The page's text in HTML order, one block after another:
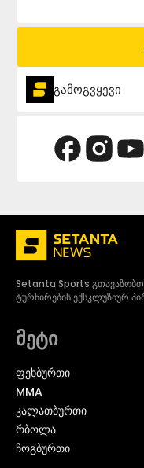
გამოგვყევი
Setanta Sports
ტურნირების ექსკლუზიურ
მეტი
ᲤᲔᲮᲑᲣᲠᲗᲘ
MMA
ᲙᲐᲚᲐᲗᲑᲣᲠᲗᲘ
ᲠᲑᲝᲚᲐ
ᲩᲝᲒᲑᲣᲠᲗᲘ